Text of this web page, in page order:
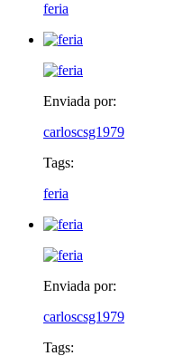
feria
Enviada por:
carloscsg1979
Tags:
feria
Enviada por:
carloscsg1979
Tags: